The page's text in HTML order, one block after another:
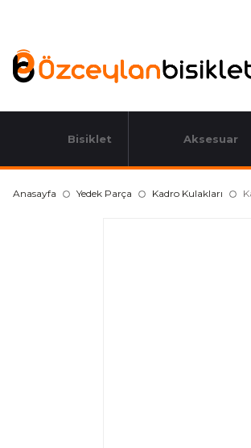
Bisiklet Aksesuar
Anasayfa Yedek Parça Kadro Kulakları